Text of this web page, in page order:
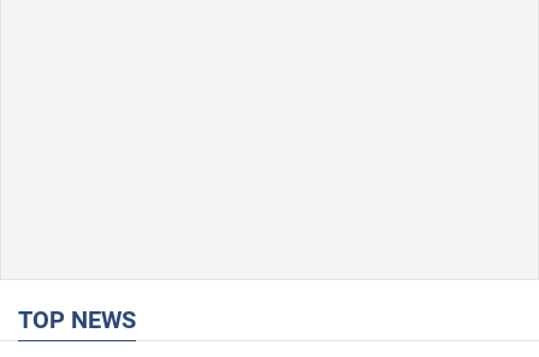
TOP NEWS